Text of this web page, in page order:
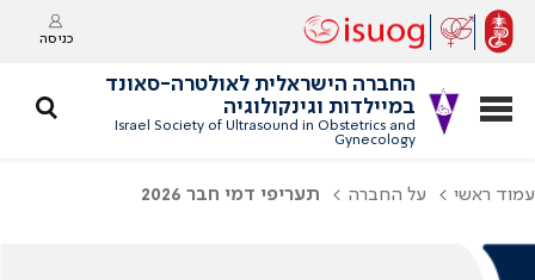
כניסה
החברה הישראלית לאולטרה-סאונד
במיילדות וגינקולוגיה
Israel Society of Ultrasound in Obstetrics and
Gynecology
עמוד ראשי על החברה תעריפי דמי חבר 2026